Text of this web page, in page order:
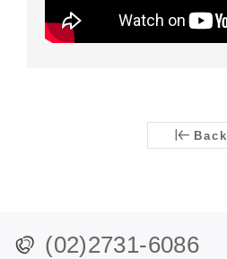
Back
(02)2731-6086